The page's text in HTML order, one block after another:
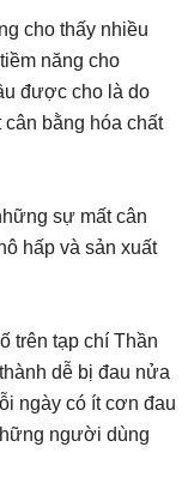
cho thấy nhiều
năng cho
được cho là do
bằng hóa chất
sự mất cân
hấp và sản xuất
trên tạp chí Thần
dễ bị đau nửa
ngày có ít cơn đau
người dùng